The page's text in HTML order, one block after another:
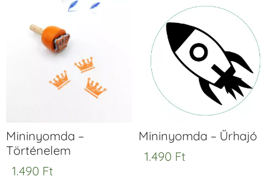
Mininyomda –
Történelem
1.490 Ft
Mininyomda – Űrhajó
1.490 Ft